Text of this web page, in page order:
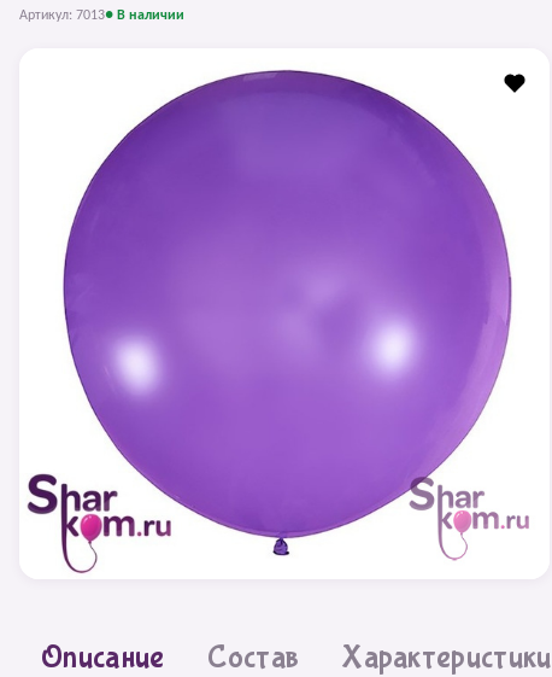
Артикул: 7013● В наличии
Описание Состав Характеристики